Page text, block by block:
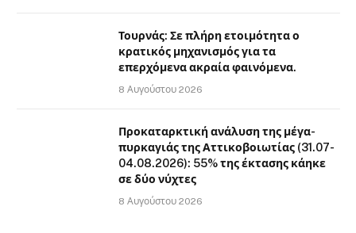
Τουρνάς: Σε πλήρη ετοιμότητα ο
κρατικός μηχανισμός για τα
επερχόμενα ακραία φαινόμενα.
8 Αυγούστου 2026
Προκαταρκτική ανάλυση της μέγα-
πυρκαγιάς της Αττικοβοιωτίας (31.07-
04.08.2026): 55% της έκτασης κάηκε
σε δύο νύχτες
8 Αυγούστου 2026